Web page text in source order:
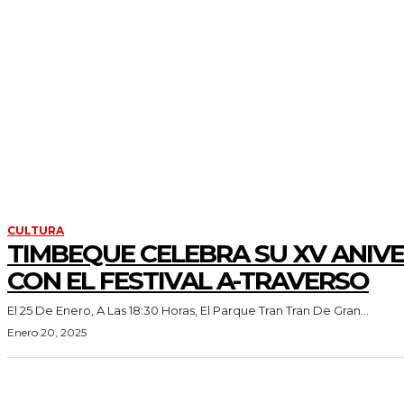
CULTURA
TIMBEQUE CELEBRA SU XV
CON EL FESTIVAL A-TRAVERSO
El 25 De Enero, A Las 18:30 Horas, El Parque Tran Tran De Gran...
Enero 20, 2025